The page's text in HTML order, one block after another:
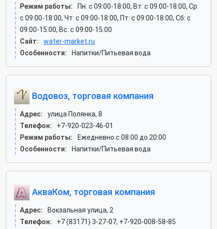
Режим работы:
Пн: c 09:00-18:00, Вт: c 09:00-18:00, Ср:
c 09:00-18:00, Чт: c 09:00-18:00, Пт: c 09:00-18:00, Сб: c
09:00-15:00, Вс: c 09:00-15:00
Сайт:
water-market.ru
Особенности:
Напитки/Питьевая вода
Водовоз, торговая компания
Адрес:
улица Полянка, 8
Телефон:
+7-920-023-46-01
Режим работы:
Ежедневно с 08:00 до 20:00
Особенности:
Напитки/Питьевая вода
АкваКом, торговая компания
Адрес:
Вокзальная улица, 2
Телефон:
+7 (83171) 3-27-07, +7-920-008-58-85